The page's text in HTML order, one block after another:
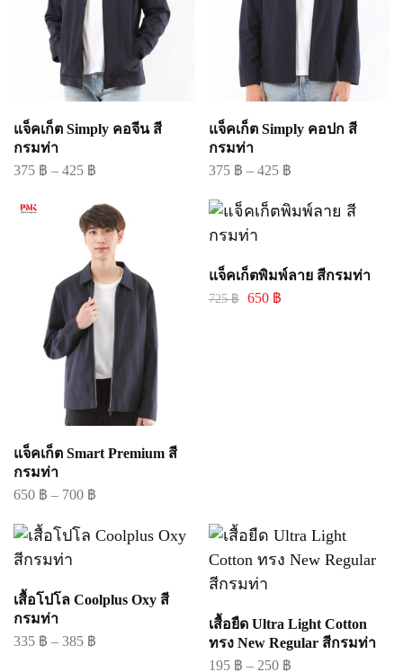
แจ็คเก็ต Simply คอจีน สี
กรมท่า
375 ฿ – 425 ฿
แจ็คเก็ต Simply คอปก สี
กรมท่า
375 ฿ – 425 ฿
แจ็คเก็ต Smart Premium สี
กรมท่า
650 ฿ – 700 ฿
แจ็คเก็ตพิมพ์ลาย สีกรมท่า
725฿ 650 ฿
เสื้อโปโล Coolplus Oxy สี
กรมท่า
335 ฿ – 385 ฿
เสื้อยืด Ultra Light Cotton
ทรง New Regular สีกรมท่า
195 ฿ – 250 ฿